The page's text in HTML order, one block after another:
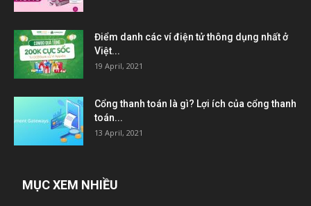
Điểm danh các ví điện tử thông dụng nhất ở
Việt...
19 April, 2021
Cổng thanh toán là gì? Lợi ích của cổng thanh
toán...
13 April, 2021
MỤC XEM NHIỀU